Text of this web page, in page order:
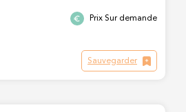
Prix Sur demande
Sauvegarder